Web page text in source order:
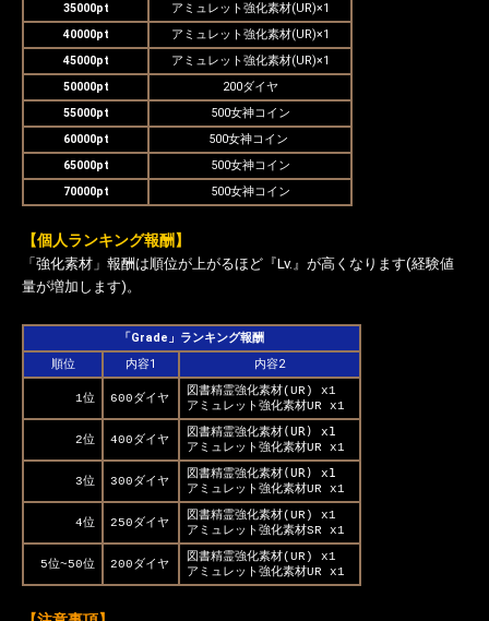
35000pt
アミュレット強化素材(UR)×1
40000pt
アミュレット強化素材(UR)×1
45000pt
アミュレット強化素材(UR)×1
50000pt
200ダイヤ
55000pt
500女神コイン
60000pt
500女神コイン
65000pt
500女神コイン
70000pt
500女神コイン
【個人ランキング報酬】
「強化素材」報酬は順位が上がるほど『Lv.』が高くなります(経験値
量が増加します)。
「Grade」ランキング報酬
順位
内容1 内容2
1位 600ダイヤ
図書精霊強化素材(UR) x1
アミュレット強化素材UR x1
2位 400ダイヤ
図書精霊強化素材(UR) x1
アミュレット強化素材UR x1
3位 300ダイヤ
図書精霊強化素材(UR) x1
アミュレット強化素材UR x1
4位 250ダイヤ
図書精霊強化素材(UR) x1
アミュレット強化素材SR x1
5位~50位 200ダイヤ
図書精霊強化素材(UR) x1
アミュレット強化素材UR x1